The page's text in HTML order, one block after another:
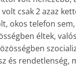
csak 2 azaz
okos telefon
éltek,
és rendetlenség,